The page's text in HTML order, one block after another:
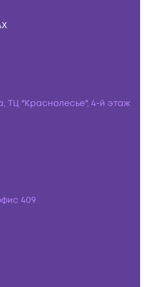
ТЦ "Краснолесье", 4-й этаж
409